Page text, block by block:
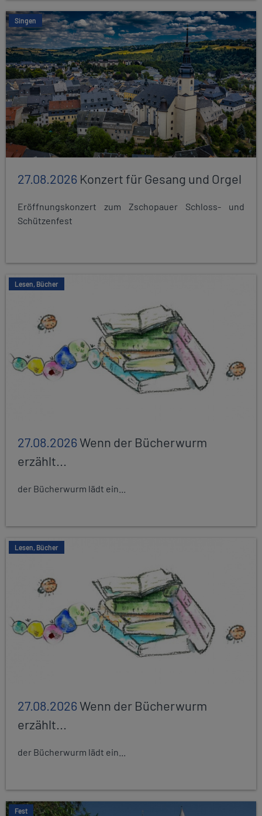
Singen
27.08.2026 Konzert für Gesang und Orgel
Eröffnungskonzert zum Zschopauer Schloss- und
Schützenfest
Lesen, Bücher
27.08.2026Wenn der Bücherwurm
erzählt...
der Bücherwurm lädt ein...
Lesen, Bücher
27.08.2026Wenn der Bücherwurm
erzählt...
der Bücherwurm lädt ein...
Fest